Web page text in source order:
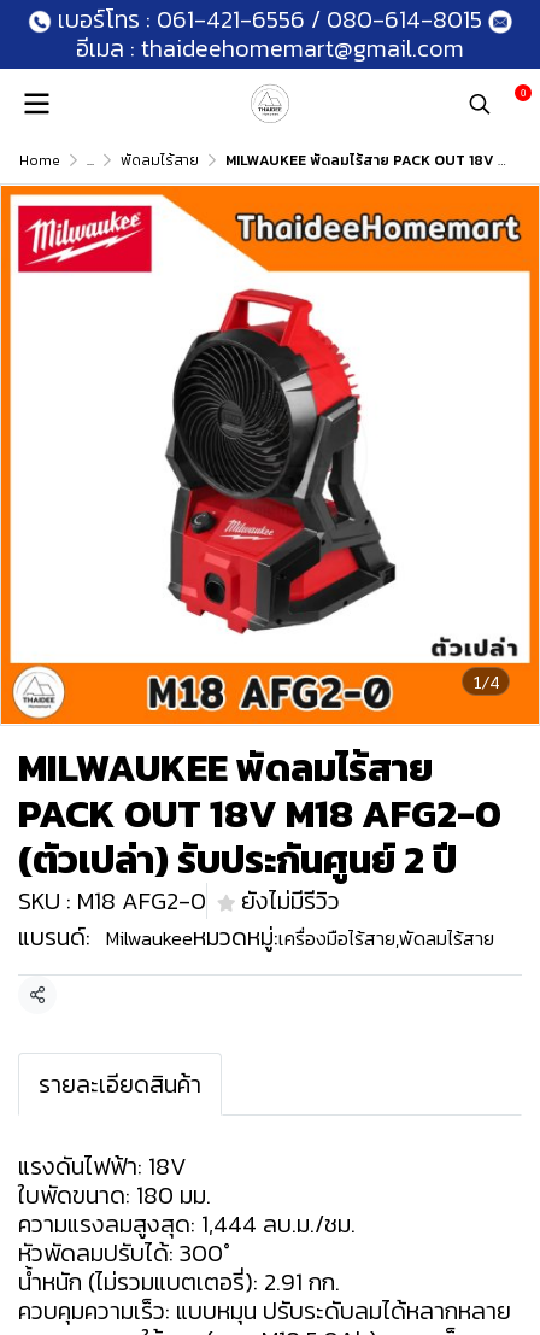
เบอร์โทร : 061-421-6556 / 080-614-8015
อีเมล : thaideehomemart@gmail.com
0
Home ... พัดลมไร้สาย MILWAUKEE พัดลมไร้สาย PACK OUT 18V M18 AFG2-0 (ตัวเปล่า) รับประกันศูนย์ 2 ปี
1/4
MILWAUKEE พัดลมไร้สาย
PACK OUT 18V M18 AFG2-0
(ตัวเปล่า) รับประกันศูนย์ 2 ปี
SKU : M18 AFG2-0
ยังไม่มีรีวิว
แบรนด์: Milwaukeeหมวดหมู่:เครื่องมือไร้สาย,พัดลมไร้สาย
แชร์
รายละเอียดสินค้า
แรงดันไฟฟ้า: 18V
ใบพัดขนาด: 180 มม.
ความแรงลมสูงสุด: 1,444 ลบ.ม./ชม.
หัวพัดลมปรับได้: 300°
น้ำหนัก (ไม่รวมแบตเตอรี่): 2.91 กก.
ควบคุมความเร็ว: แบบหมุน ปรับระดับลมได้หลากหลาย